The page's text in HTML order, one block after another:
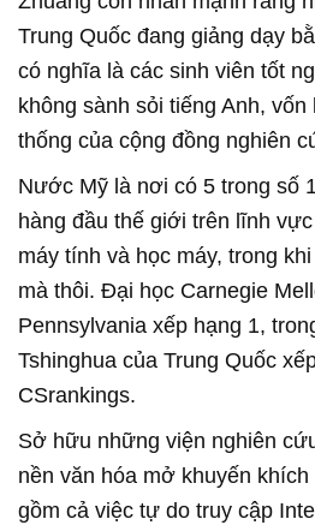
Trung Quốc đang giảng dạy
có nghĩa là các sinh viên tốt
không sành sỏi tiếng Anh,
thống của cộng đồng nghiên
Nước Mỹ là nơi có 5 trong số
hàng đầu thế giới trên lĩnh
máy tính và học máy, trong
mà thôi. Đại học Carnegie
Pennsylvania xếp hạng 1,
Tshinghua của Trung Quốc
CSrankings.
Sở hữu những viện nghiên
nền văn hóa mở khuyến
gồm cả việc tự do truy cập